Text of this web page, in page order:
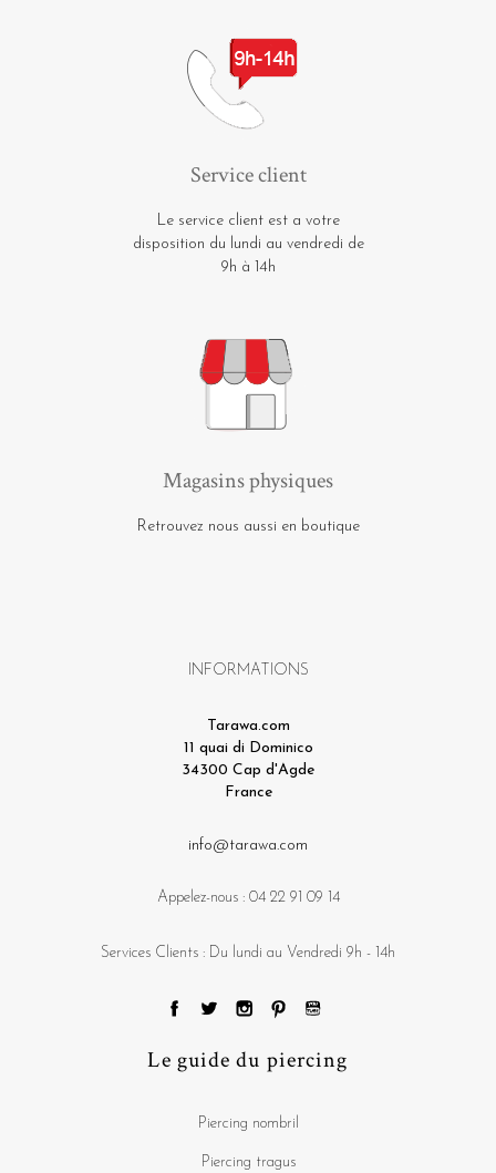
Service client
Le service client est a votre
disposition du lundi au vendredi de
9h à 14h
Magasins physiques
Retrouvez nous aussi en boutique
INFORMATIONS
Tarawa.com
11 quai di Dominico
34300 Cap d'Agde
France
info@tarawa.com
Appelez-nous : 04 22 91 09 14
Services Clients : Du lundi au Vendredi 9h - 14h
Le guide du piercing
Piercing nombril
Piercing tragus